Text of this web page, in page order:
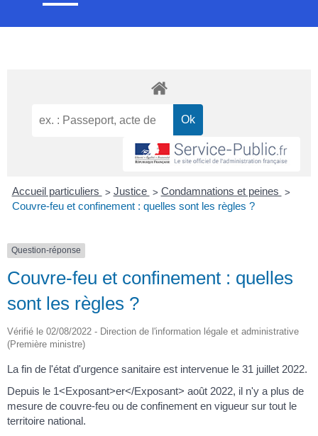
Accueil particuliers > Justice > Condamnations et peines >
Couvre-feu et confinement : quelles sont les règles ?
Question-réponse
Couvre-feu et confinement : quelles
sont les règles ?
Vérifié le 02/08/2022 - Direction de l'information légale et administrative
(Première ministre)
La fin de l'état d'urgence sanitaire est intervenue le 31 juillet 2022.
Depuis le 1<Exposant>er</Exposant> août 2022, il n'y a plus de
mesure de couvre-feu ou de confinement en vigueur sur tout le
territoire national.